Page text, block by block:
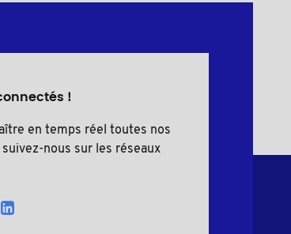
!
en temps réel toutes nos
nous sur les réseaux